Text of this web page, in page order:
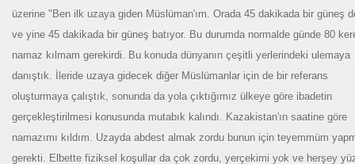
üzerine "Ben ilk uzaya giden Müslüman'ım. Orada 45 dakikada bir güneş
ve yine 45 dakikada bir güneş batıyor. Bu durumda normalde günde 80
namaz kılmam gerekirdi. Bu konuda dünyanın çeşitli yerlerindeki ulemaya
danıştık. İleride uzaya gidecek diğer Müslümanlar için de bir referans
oluşturmaya çalıştık, sonunda da yola çıktığımız ülkeye göre ibadetin
gerçekleştirilmesi konusunda mutabık kalındı. Kazakistan'ın saatine göre
namazımı kıldım. Uzayda abdest almak zordu bunun için teyemmüm
gerekti. Elbette fiziksel koşullar da çok zordu, yerçekimi yok ve herşey